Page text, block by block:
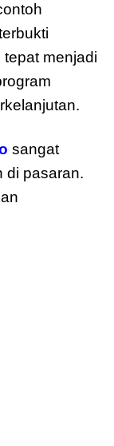
menjadi
sangat
di pasaran.